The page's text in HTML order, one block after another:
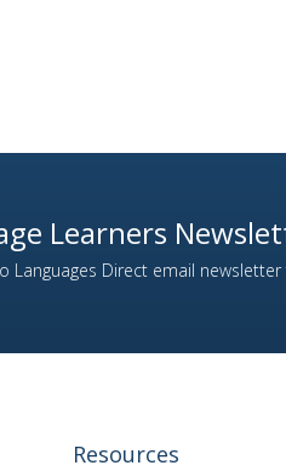
Learners
Languages Direct email
Resources